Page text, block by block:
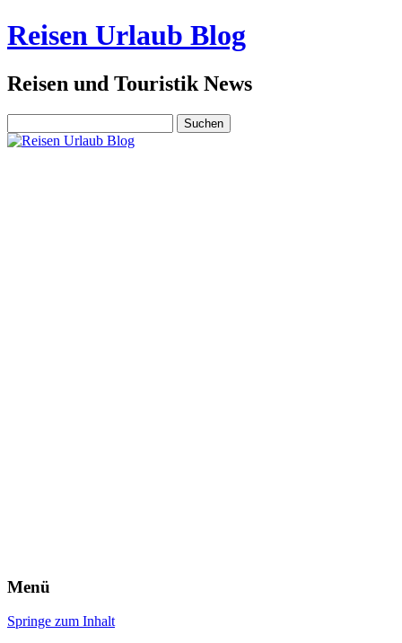
Reisen Urlaub Blog
Reisen und Touristik News
nach:
Menü
Springe zum Inhalt